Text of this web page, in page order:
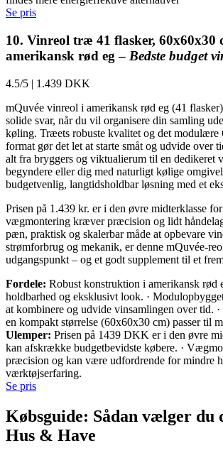
Se pris
10. Vinreol træ 41 flasker, 60x60x30
amerikansk rød eg – Bedste budget
4.5/5 | 1.439 DKK
mQuvée vinreol i amerikansk rød eg (41
solide svar, når du vil organisere din samling
køling. Træets robuste kvalitet og det modulære
format gør det let at starte småt og udvide over
alt fra bryggers og viktualierum til en dedikeret
begyndere eller dig med naturligt kølige
budgetvenlig, langtidsholdbar løsning med et
Prisen på 1.439 kr. er i den øvre midterklasse
vægmontering kræver præcision og lidt
pæn, praktisk og skalerbar måde at opbevare
strømforbrug og mekanik, er denne mQuvée-
udgangspunkt – og et godt supplement til et
Fordele: Robust konstruktion i amerikansk rød
holdbarhed og eksklusivt look. ·
at kombinere og udvide vinsamlingen over tid.
en kompakt størrelse (60x60x30 cm) passer til
Ulemper: Prisen på 1439 DKK er i den øvre
kan afskrække budgetbevidste købere. ·
præcision og kan være udfordrende for mindre
værktøjserfaring.
Se pris
Købsguide: Sådan vælger du
Hus & Have